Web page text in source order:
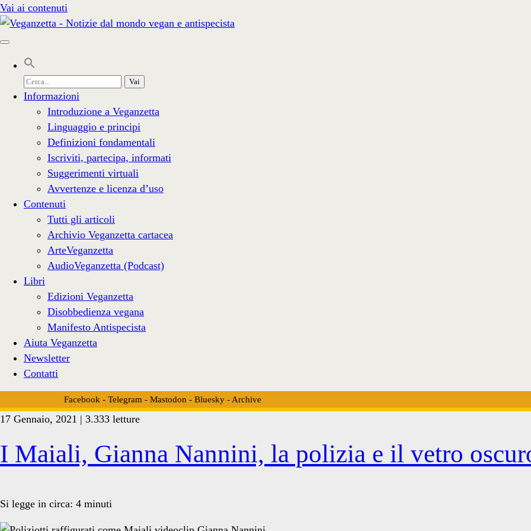
Vai ai contenuti
Cerca
per:
Informazioni
Introduzione a Veganzetta
Linguaggio e principi
Definizioni fondamentali
Iscriviti, partecipa, informati
Suggerimenti virtuali
Avvertenze e licenza d’uso
Contenuti
Tutti gli articoli
Archivio Veganzetta cartacea
ArteVeganzetta
AudioVeganzetta (Podcast)
Libri
Edizioni Veganzetta
Disobbedienza vegana
Manifesto Antispecista
Aiuta Veganzetta
Newsletter
Contatti
Facebook - Telegram - Mastodon - Bluesky- Archive
17 Gennaio, 2021 | 3.333 letture
I Maiali, Gianna Nannini, la polizia e il vetro
Si legge in circa: 4 minuti